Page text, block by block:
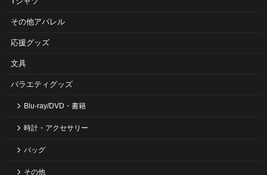
その他アパレル
応援グッズ
文具
バラエティグッズ
Blu-ray/DVD・書籍
時計・アクセサリー
バッグ
その他